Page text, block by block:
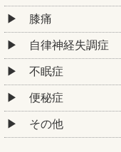
膝痛
自律神経失調症
不眠症
便秘症
その他